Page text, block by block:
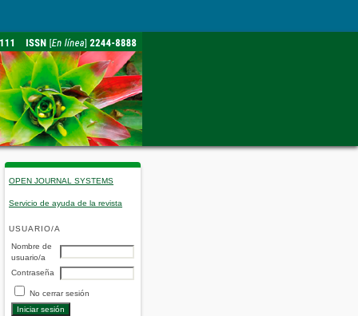
OPEN JOURNAL SYSTEMS
Servicio de ayuda de la revista
USUARIO/A
Nombre de
usuario/a
Contraseña
No cerrar sesión